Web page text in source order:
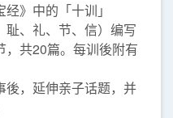
》中的「十训」
耻、礼、节、信）编写
共20篇。每训後附有
後，延伸亲子话题，并